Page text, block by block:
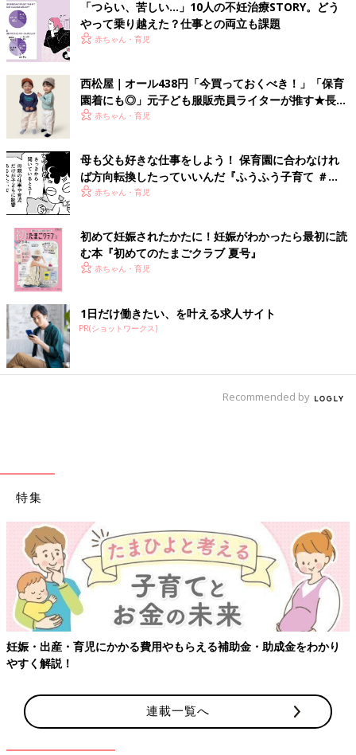
「つらい、苦しい…」10人の不妊治療STORY。どう
やって乗り越えた？仕事との両立も課題
赤ちゃん・育児
西松屋｜オール438円「今買っておくべき！」「保育
園着にも◎」元子ども服販売員ライターが推す★長袖
Tシャツ5選
赤ちゃん・育児
母も父も好きな仕事をしよう！ 保育園に合わなけれ
ば方向転換したっていいんだ『ふうふう子育て ＃
61』赤ちゃん・育児
初めて妊娠されたかたに！妊娠がわかったら最初に読
む本『初めてのたまごクラブ 夏号』
赤ちゃん・育児
1日だけ働きたい、を叶える求人サイト
PR(ショットワークス)
Recommended by
特集
妊娠・出産・育児にかかる費用やもらえる補助金・助成金をわかり
やすく解説！
連載一覧へ